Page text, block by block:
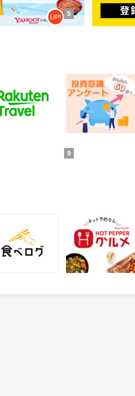
UP!
イント
：50ポイント
レオンワークス 投資ア
ンケート
5
ポイント
獲得条件：その他(ため方)
ポイント
件：サービス予約・
ホットペッパーグルメ
9
50 ポイント
獲得条件：店舗への来店